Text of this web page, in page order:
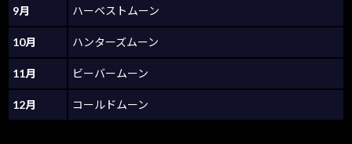
9月 ハーベストムーン
10月 ハンターズムーン
11月 ビーバームーン
12月 コールドムーン